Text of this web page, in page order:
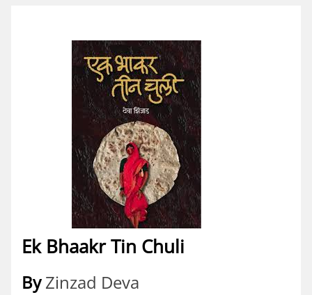
Ek Bhaakr Tin Chuli
ByZinzad Deva